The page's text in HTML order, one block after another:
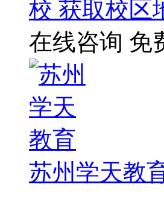
校 获取校区
在线咨询 免
苏州学天教